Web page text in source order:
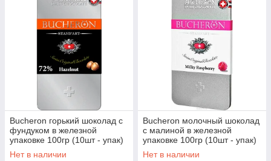
Bucheron горький шоколад с
фундуком в железной
упаковке 100гр (10шт - упак)
Нет в наличии
Bucheron молочный шоколад
с малиной в железной
упаковке 100гр (10шт - упак)
Нет в наличии